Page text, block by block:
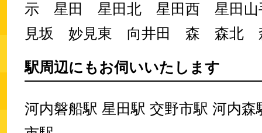
示 星田 星田北 星田西 星田
見坂 妙見東 向井田 森 森北
駅周辺にもお伺いいたします
河内磐船駅 星田駅 交野市駅 河内森